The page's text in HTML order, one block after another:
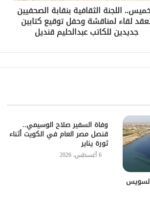
اللجنة الثقافية بنقابة الصحفيين
لقاء لمناقشة وحفل توقيع كتابين
جديدين للكاتب عبدالحليم قنديل
وفاة السفير صلاح الوسيمي..
قنصل مصر العام في الكويت أثناء
ثورة يناير
6 أغسطس، 2026